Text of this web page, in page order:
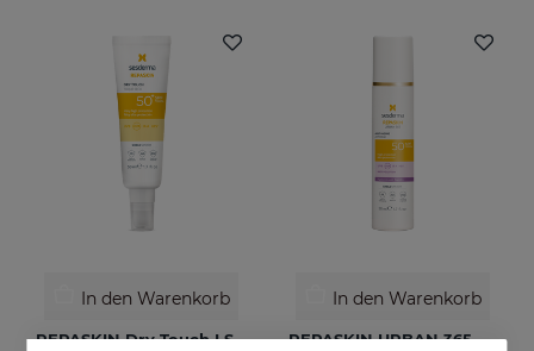
In den Warenkorb
REPASKIN Dry Touch LSF50+
In den Warenkorb
REPASKIN URBAN 365 Anti-Aging LSF50